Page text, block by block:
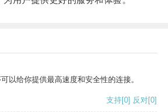
以给你提供最高速度和安全性的连接。
支持[0] 反对[0]